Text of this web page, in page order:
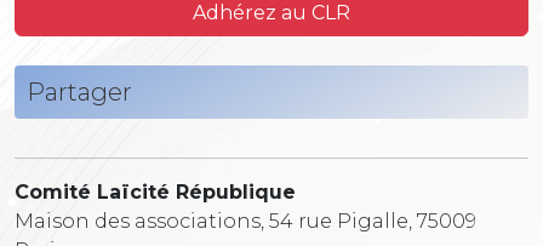
Adhérez au CLR
Partager
Comité Laïcité République
Maison des associations, 54 rue Pigalle, 75009